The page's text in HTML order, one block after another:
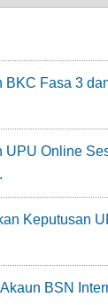
BKC Fasa 3
UPU Online
Keputusan
BSN